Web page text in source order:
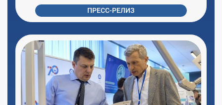
ПРЕСС-РЕЛИЗ